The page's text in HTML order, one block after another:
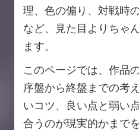
理、色の偏り、対戦時
など、見た目よりちゃ
ます。
このページでは、作品
序盤から終盤までの考
いコツ、良い点と弱い
合うのが現実的かまで